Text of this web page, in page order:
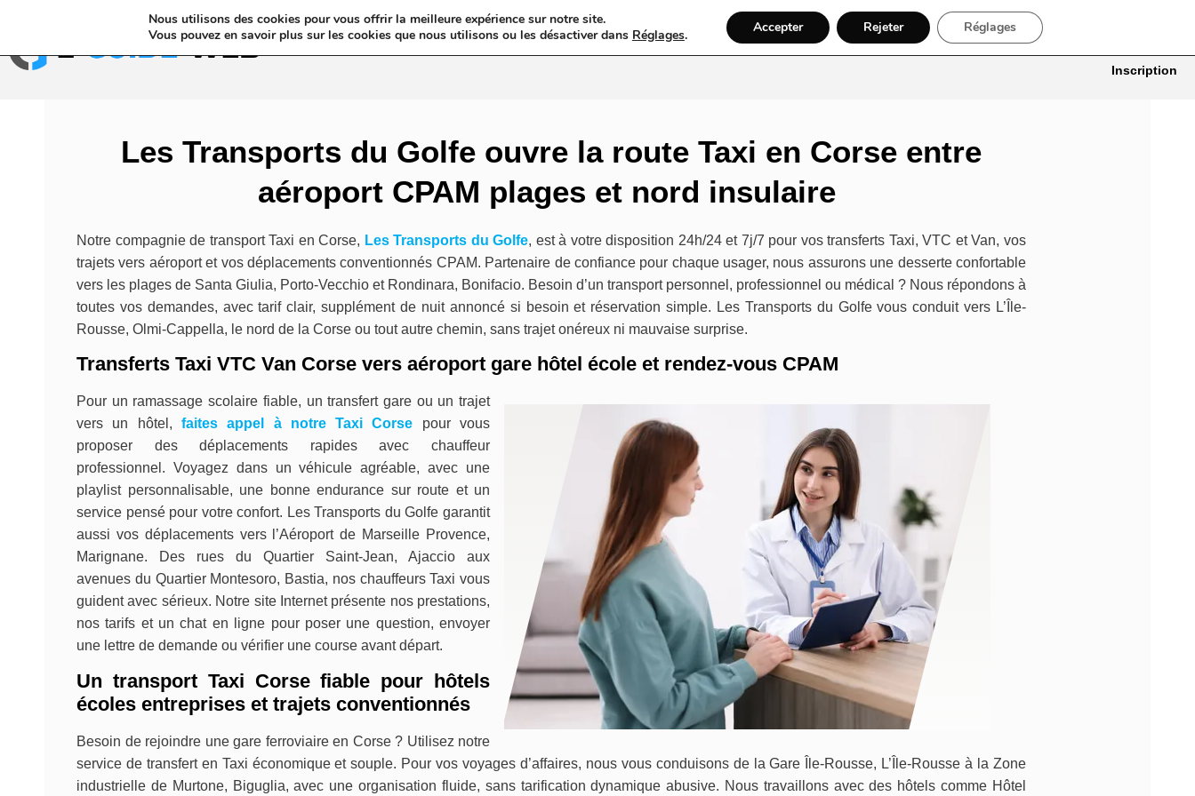
Annuaires & Blogs Web Taxi VTC Mariage Ambulance Locations De Voitures Bâtiment, Artisans & Électriciens
Inscription
Les Transports du Golfe ouvre la route Taxi en Corse entre
aéroport CPAM plages et nord insulaire
Notre compagnie de transport Taxi en Corse, Les Transports du Golfe, est à votre disposition 24h/24 et 7j/7 pour vos transferts Taxi, VTC et Van, vos
trajets vers aéroport et vos déplacements conventionnés CPAM. Partenaire de confiance pour chaque usager, nous assurons une desserte confortable
vers les plages de Santa Giulia, Porto-Vecchio et Rondinara, Bonifacio. Besoin d’un transport personnel, professionnel ou médical ? Nous répondons à
toutes vos demandes, avec tarif clair, supplément de nuit annoncé si besoin et réservation simple. Les Transports du Golfe vous conduit vers L’Île-
Rousse, Olmi-Cappella, le nord de la Corse ou tout autre chemin, sans trajet onéreux ni mauvaise surprise.
Transferts Taxi VTC Van Corse vers aéroport gare hôtel école et rendez-vous CPAM
Pour un ramassage scolaire fiable, un transfert gare ou un trajet
vers un hôtel, faites appel à notre Taxi Corse pour vous
proposer des déplacements rapides avec chauffeur
professionnel. Voyagez dans un véhicule agréable, avec une
playlist personnalisable, une bonne endurance sur route et un
service pensé pour votre confort. Les Transports du Golfe garantit
aussi vos déplacements vers l’Aéroport de Marseille Provence,
Marignane. Des rues du Quartier Saint-Jean, Ajaccio aux
avenues du Quartier Montesoro, Bastia, nos chauffeurs Taxi vous
guident avec sérieux. Notre site Internet présente nos prestations,
nos tarifs et un chat en ligne pour poser une question, envoyer
une lettre de demande ou vérifier une course avant départ.
Un transport Taxi Corse fiable pour hôtels
écoles entreprises et trajets conventionnés
Besoin de rejoindre une gare ferroviaire en Corse ? Utilisez notre
service de transfert en Taxi économique et souple. Pour vos voyages d’affaires, nous vous conduisons de la Gare Île-Rousse, L’Île-Rousse à la Zone
industrielle de Murtone, Biguglia, avec une organisation fluide, sans tarification dynamique abusive. Nous travaillons avec des hôtels comme Hôtel
Nous utilisons des cookies pour vous offrir la meilleure expérience sur notre site.
Vous pouvez en savoir plus sur les cookies que nous utilisons ou les désactiver dans Réglages. Accepter Rejeter Réglages